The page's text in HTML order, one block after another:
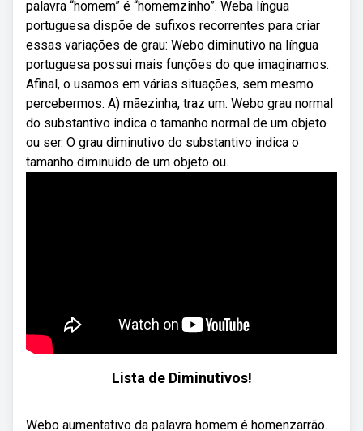
palavra “homem” é “homemzinho”. Weba língua
portuguesa dispõe de sufixos recorrentes para criar
essas variações de grau: Webo diminutivo na língua
portuguesa possui mais funções do que imaginamos.
Afinal, o usamos em várias situações, sem mesmo
percebermos. A) mãezinha, traz um. Webo grau normal
do substantivo indica o tamanho normal de um objeto
ou ser. O grau diminutivo do substantivo indica o
tamanho diminuído de um objeto ou.
Lista de Diminutivos!
Webo aumentativo da palavra homem é homenzarrão.